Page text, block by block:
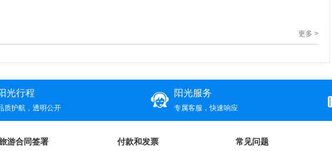
更多 >
光行程
质护航，透明公开
阳光服务
专属客服，快速响应
游合同签署 付款和发票 常见问题